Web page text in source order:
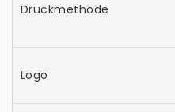
Druckmethode
Logo